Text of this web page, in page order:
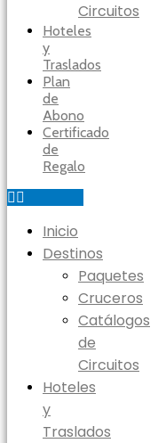
Circuitos
Hoteles
y
Traslados
Plan
de
Abono
Certificado
de
Regalo
Inicio
Destinos
Paquetes
Cruceros
Catálogos
de
Circuitos
Hoteles
y
Traslados